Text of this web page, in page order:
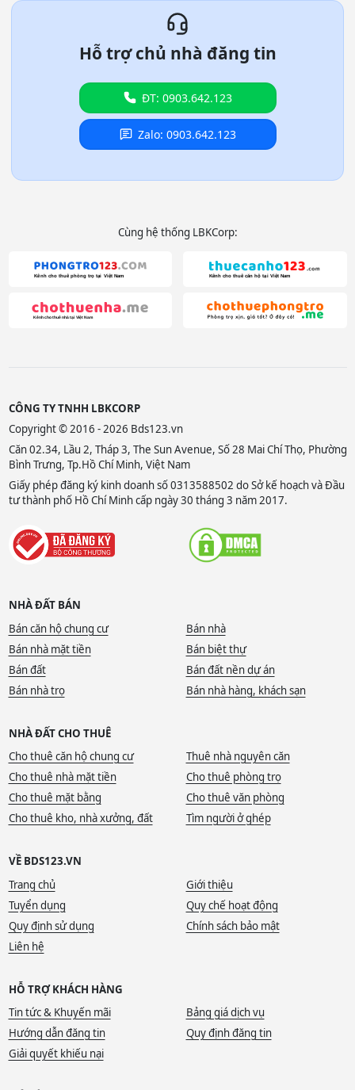
Hỗ trợ chủ nhà đăng tin
ĐT: 0903.642.123
Zalo: 0903.642.123
Cùng hệ thống LBKCorp:
CÔNG TY TNHH LBKCORP
Copyright © 2016 - 2026 Bds123.vn
Căn 02.34, Lầu 2, Tháp 3, The Sun Avenue, Số 28 Mai Chí Thọ, Phường
Bình Trưng, Tp.Hồ Chí Minh, Việt Nam
Giấy phép đăng ký kinh doanh số 0313588502 do Sở kế hoạch và Đầu
tư thành phố Hồ Chí Minh cấp ngày 30 tháng 3 năm 2017.
NHÀ ĐẤT BÁN
Bán căn hộ chung cư
Bán nhà
Bán nhà mặt tiền
Bán biệt thự
Bán đất
Bán đất nền dự án
Bán nhà trọ
Bán nhà hàng, khách sạn
NHÀ ĐẤT CHO THUÊ
Cho thuê căn hộ chung cư
Thuê nhà nguyên căn
Cho thuê nhà mặt tiền
Cho thuê phòng trọ
Cho thuê mặt bằng
Cho thuê văn phòng
Cho thuê kho, nhà xưởng, đất
Tìm người ở ghép
VỀ BDS123.VN
Trang chủ
Giới thiệu
Tuyển dụng
Quy chế hoạt động
Quy định sử dụng
Chính sách bảo mật
Liên hệ
HỖ TRỢ KHÁCH HÀNG
Tin tức & Khuyến mãi
Bảng giá dịch vụ
Hướng dẫn đăng tin
Quy định đăng tin
Giải quyết khiếu nại